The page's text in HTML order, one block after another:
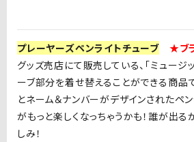
プレーヤーズペンライトチューブ
★ブ
グッズ売店にて販売している、「ミュージ
ーブ部分を着せ替えることができる商品
とネーム＆ナンバーがデザインされたペ
がもっと楽しくなっちゃうかも！誰が出
しみ！